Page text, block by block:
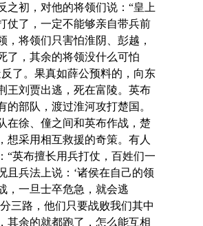
初，对他的将领们说：“皇上
仗了，一定不能够亲自带兵前
，将领们只害怕淮阴、彭越，
了，其余的将领没什么可怕
了。果真如薛公预料的，向东
王刘贾出逃，死在富陵。英布
的部队，渡过淮河攻打楚国。
在徐、僮之间和英布作战，楚
想采用相互救援的奇策。有人
“英布擅长用兵打仗，百姓们一
且兵法上说：‘诸侯在自己的领
，一旦士卒危急，就会逃
三路，他们只要战败我们其中
其余的就都跑了，怎么能互相